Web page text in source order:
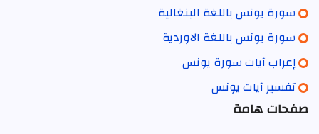
سورة يونس باللغة البنغالية
سورة يونس باللغة الاوردية
إعراب آيات سورة يونس
تفسير آيات يونس
صفحات هامة